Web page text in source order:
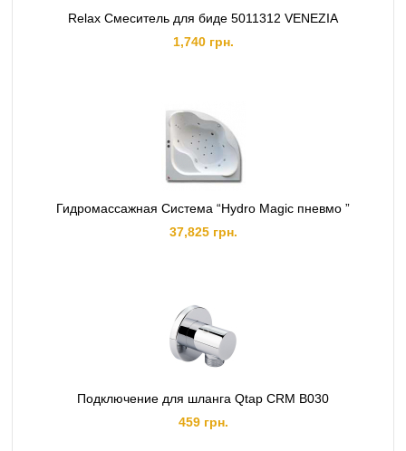
Relax Смеситель для биде 5011312 VENEZIA
1,740 грн.
Гидромассажная Система “Hydro Magic пневмо ”
37,825 грн.
Подключение для шланга Qtap CRM B030
459 грн.